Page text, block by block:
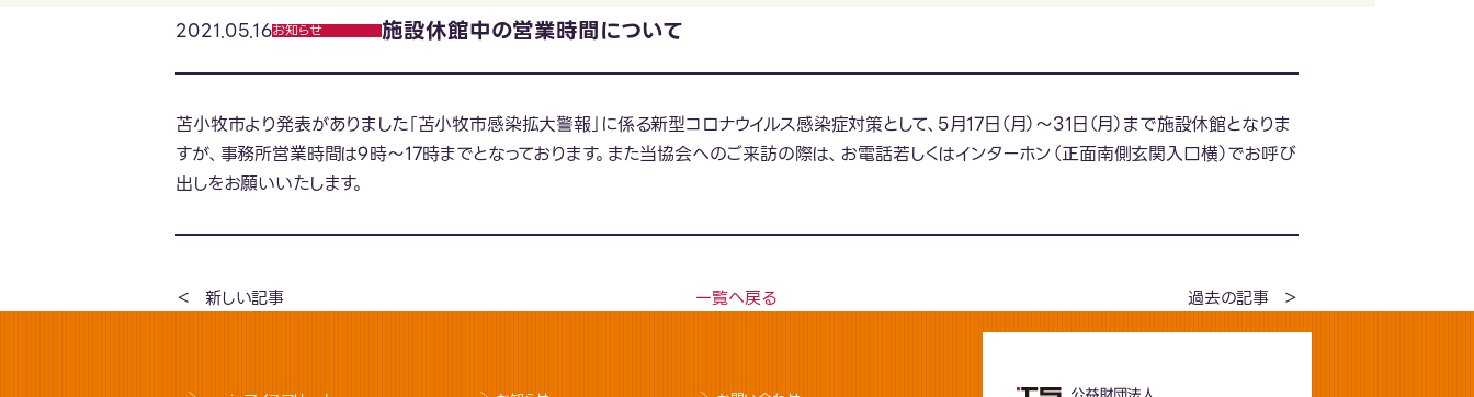
施設休館中の営業時間について
2021.05.16お知らせ
苫小牧市より発表がありました「苫小牧市感染拡大警報」に係る新型コロナウイルス感染症対策として、5月17日（月）～31日（月）まで施設休館となりま
すが、事務所営業時間は9時～17時までとなっております。また当協会へのご来訪の際は、お電話若しくはインターホン（正面南側玄関入口横）でお呼び
出しをお願いいたします。
新しい記事 一覧へ戻る 過去の記事